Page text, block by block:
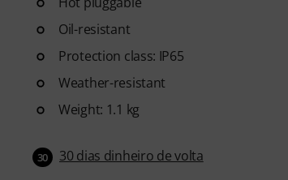
Oil-resistant
Protection class: IP65
Weather-resistant
Weight: 1.1 kg
30 30 dias dinheiro de volta